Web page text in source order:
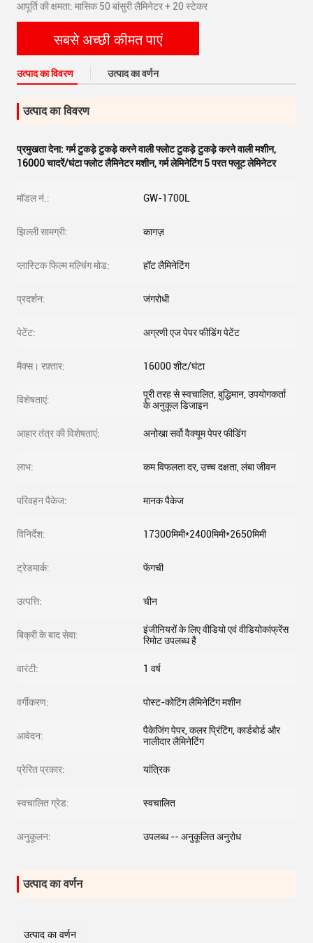
आपूर्ति की क्षमता: मासिक 50 बांसुरी लैमिनेटर + 20 स्टेकर
सबसे अच्छी कीमत पाएं
उत्पाद का विवरण उत्पाद का वर्णन
उत्पाद का विवरण
प्रमुखता देना:गर्म टुकड़े टुकड़े करने वाली फ्लोट टुकड़े टुकड़े करने वाली मशीन,
16000 चादरें/घंटा फ्लोट लैमिनेटर मशीन,गर्म लेमिनेटिंग 5 परत फ्लूट लेमिनेटर
मॉडल नं.: GW-1700L
झिल्ली सामग्री: कागज़
प्लास्टिक फिल्म मल्चिंग मोड: हॉट लैमिनेटिंग
प्रदर्शन: जंगरोधी
पेटेंट: अग्रणी एज पेपर फीडिंग पेटेंट
मैक्स। रफ़्तार: 16000 शीट/घंटा
विशेषताएं:
पूरी तरह से स्वचालित, बुद्धिमान, उपयोगकर्ता
के अनुकूल डिजाइन
आहार तंत्र की विशेषताएं: अनोखा सर्वो वैक्यूम पेपर फीडिंग
लाभ: कम विफलता दर, उच्च दक्षता, लंबा जीवन
परिवहन पैकेज: मानक पैकेज
विनिर्देश: 17300मिमी*2400मिमी*2650मिमी
ट्रेडमार्क: फेंगची
उत्पत्ति: चीन
बिक्री के बाद सेवा:
इंजीनियरों के लिए वीडियो एवं वीडियोकांफ्रेंस
रिमोट उपलब्ध है
वारंटी: 1 वर्ष
वर्गीकरण: पोस्ट-कोटिंग लैमिनेटिंग मशीन
आवेदन:
पैकेजिंग पेपर, कलर प्रिंटिंग, कार्डबोर्ड और
नालीदार लैमिनेटिंग
प्रेरित प्रकार: यांत्रिक
स्वचालित ग्रेड: स्वचालित
अनुकूलन: उपलब्ध -- अनुकूलित अनुरोध
उत्पाद का वर्णन
उत्पाद का वर्णन